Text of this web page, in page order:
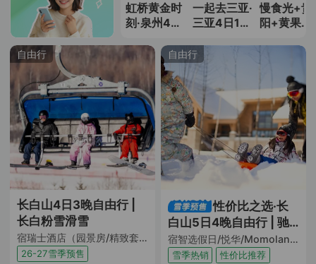
虹桥黄金时
刻·泉州4日
一起去三亚·
三亚4日1晚
然度假生活
慢食光+贵
阳+黄果树
千户苗寨
+荔波小七
孔+梵净山
+镇远古城
日5晚跟团
游
都5日1晚
毗邻地铁站
+泰国曼谷
自由行 | 沉
浸式体验
自由行
长白山4日3晚自由行 |
长白粉雪滑雪
宿瑞士酒店（园景房/精致套 日场滑雪票+地中海温泉票+YOYO鹿苑体验+限时娱雪乐园+陶艺体验 当地接送机）
26-27雪季预售
自由行
性价比之选·长
白山5日4晚自由行 | 驰
骋纯白滑雪场
宿智选假日/悦华/Momoland酒店（ 双早+日场滑雪票+汉拿山温泉票+限时水乐园+限时娱雪乐园+当地接送机+云巅观雪暖心套餐或酒店下午茶一次）
雪季热销 性价比推荐